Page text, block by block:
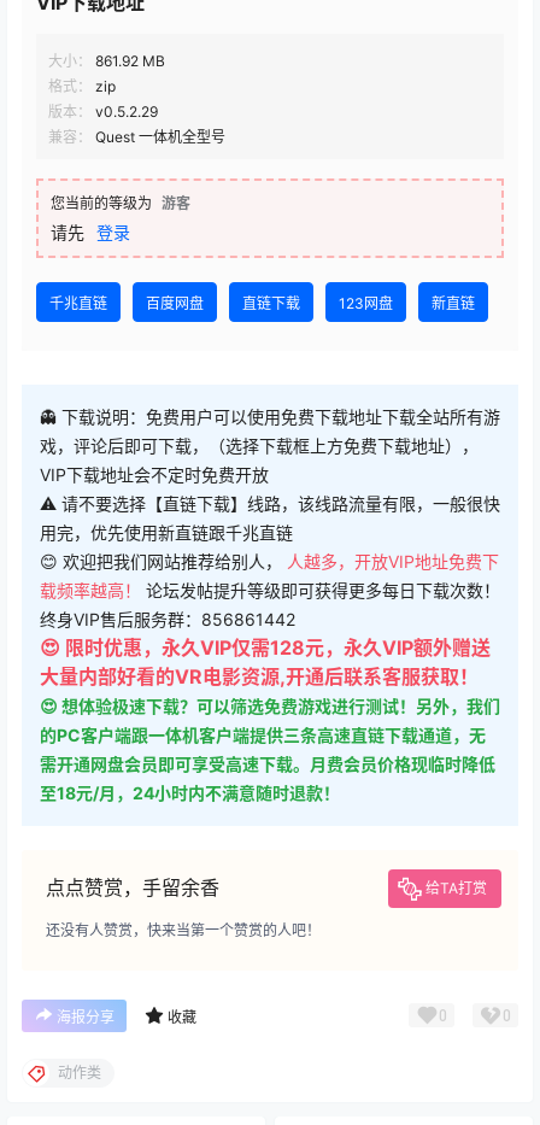
大小：
861.92 MB
格式：
zip
版本：
v0.5.2.29
兼容：
Quest 一体机全型号
您当前的等级为 游客
请先 登录
千兆直链 百度网盘 直链下载 123网盘 新直链
👻 下载说明：免费用户可以使用免费下载地址下载全站所有游
戏，评论后即可下载，（选择下载框上方免费下载地址），
VIP下载地址会不定时免费开放
⚠ 请不要选择【直链下载】线路，该线路流量有限，一般很快
用完，优先使用新直链跟千兆直链
😊 欢迎把我们网站推荐给别人，
人越多，开放VIP地址免费下
载频率越高！ 论坛发帖提升等级即可获得更多每日下载次数！
终身VIP售后服务群：856861442
😍 限时优惠，永久VIP仅需128元，永久VIP额外赠送
大量内部好看的VR电影资源,开通后联系客服获取！
😍 想体验极速下载？可以筛选免费游戏进行测试！另外，我们
的PC客户端跟一体机客户端提供三条高速直链下载通道，无
需开通网盘会员即可享受高速下载。月费会员价格现临时降低
至18元/月，24小时内不满意随时退款！
点点赞赏，手留余香 给TA打赏
还没有人赞赏，快来当第一个赞赏的人吧！
海报分享 收藏 0 0
动作类